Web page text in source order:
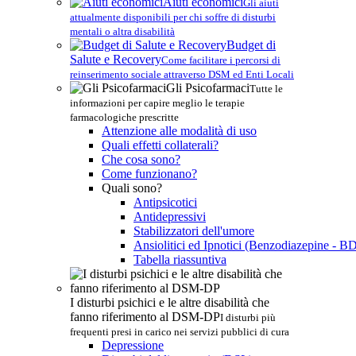
Gli aiuti
attualmente disponibili per chi soffre di disturbi
mentali o altra disabilità
Budget di
Salute e RecoveryCome facilitare i percorsi di
reinserimento sociale attraverso DSM ed Enti Locali
Gli PsicofarmaciTutte le
informazioni per capire meglio le terapie
farmacologiche prescritte
Attenzione alle modalità di uso
Quali effetti collaterali?
Che cosa sono?
Come funzionano?
Quali sono?
Antipsicotici
Antidepressivi
Stabilizzatori dell'umore
Ansiolitici ed Ipnotici (Benzodiazepine -
Tabella riassuntiva
I disturbi psichici e le altre disabilità che
fanno riferimento al DSM-DPI disturbi più
frequenti presi in carico nei servizi pubblici di cura
Depressione